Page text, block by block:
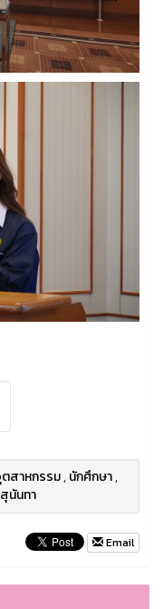
สาหกรรม,นักศึกษา,
นันทา
Email